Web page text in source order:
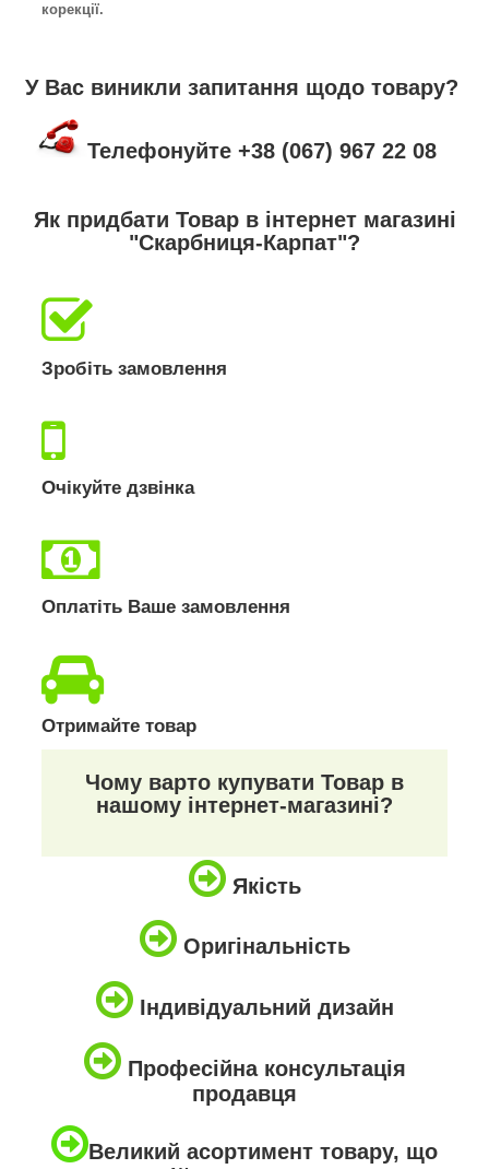
корекції.
У Вас виникли запитання щодо товару?
Телефонуйте +38 (067) 967 22 08
Як придбати Товар в інтернет магазині
"Скарбниця-Карпат"?
Зробіть замовлення
Очікуйте дзвінка
Оплатіть Ваше замовлення
Отримайте товар
Чому варто купувати Товар в
нашому інтернет-магазині?
Якість
Оригінальність
Індивідуальний дизайн
Професійна консультація
продавця
Великий асортимент товару, що